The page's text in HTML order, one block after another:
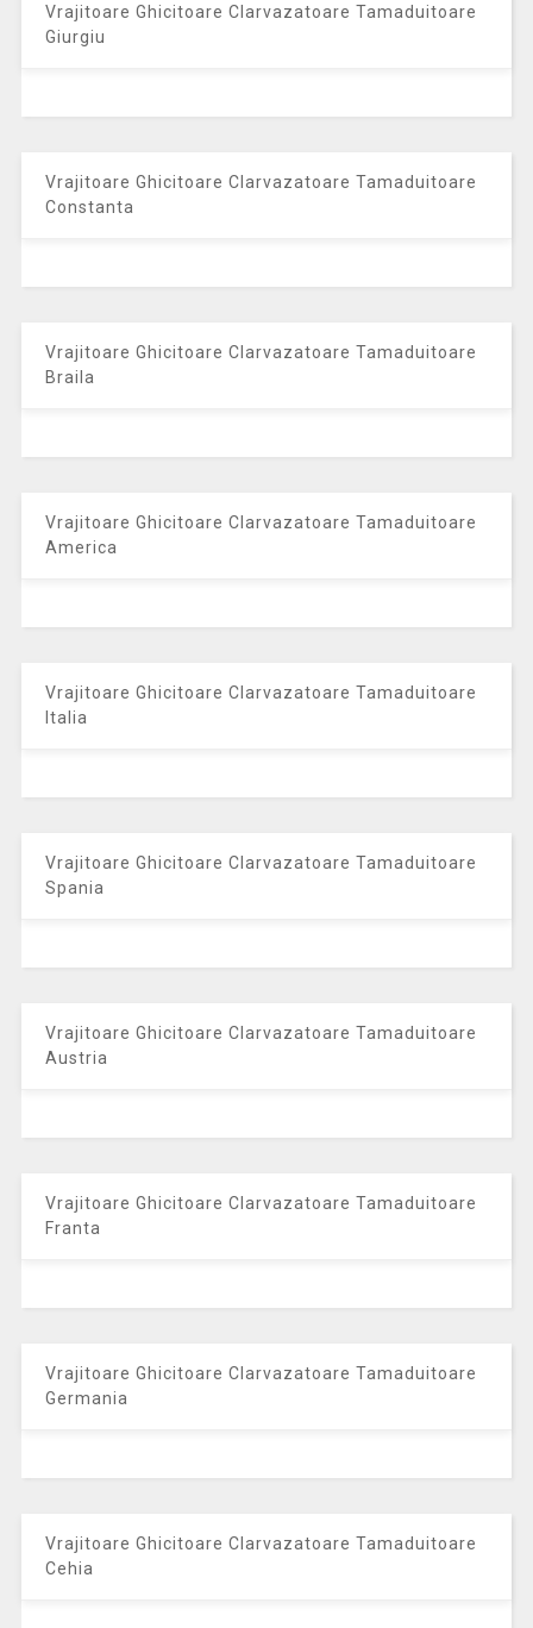
Vrajitoare Ghicitoare Clarvazatoare Tamaduitoare
Giurgiu
Vrajitoare Ghicitoare Clarvazatoare Tamaduitoare
Constanta
Vrajitoare Ghicitoare Clarvazatoare Tamaduitoare
Braila
Vrajitoare Ghicitoare Clarvazatoare Tamaduitoare
America
Vrajitoare Ghicitoare Clarvazatoare Tamaduitoare
Italia
Vrajitoare Ghicitoare Clarvazatoare Tamaduitoare
Spania
Vrajitoare Ghicitoare Clarvazatoare Tamaduitoare
Austria
Vrajitoare Ghicitoare Clarvazatoare Tamaduitoare
Franta
Vrajitoare Ghicitoare Clarvazatoare Tamaduitoare
Germania
Vrajitoare Ghicitoare Clarvazatoare Tamaduitoare
Cehia